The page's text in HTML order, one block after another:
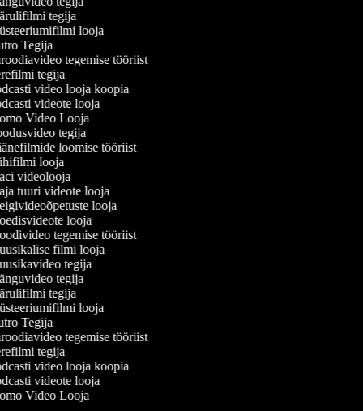
tegija
looja
Tegija
tegemise tööriist
tegija
video looja koopia
videote looja
Video Looja
tegija
loomise tööriist
looja
videolooja
tuuri videote looja
looja
looja
tegemise tööriist
filmi looja
tegija
tegija
tegija
looja
Tegija
tegemise tööriist
tegija
video looja koopia
videote looja
Video Looja